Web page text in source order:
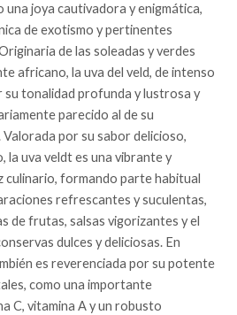
una joya cautivadora y enigmática,
de exotismo y pertinentes
de las soleadas y verdes
africano, la uva del veld, de intenso
su tonalidad profunda y lustrosa y
parecido al de su
Valorada por su sabor delicioso,
la uva veldt es una vibrante y
culinario, formando parte habitual
refrescantes y suculentas,
de frutas, salsas vigorizantes y el
dulces y deliciosas. En
es reverenciada por su potente
como una importante
C, vitamina A y un robusto